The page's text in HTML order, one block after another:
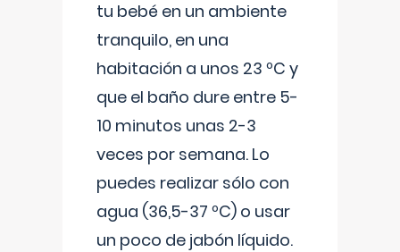
tu bebé en un ambiente
tranquilo, en una
habitación a unos 23 ºC y
que el baño dure entre 5-
10 minutos unas 2-3
veces por semana. Lo
puedes realizar sólo con
agua (36,5-37 ºC) o usar
un poco de jabón líquido.